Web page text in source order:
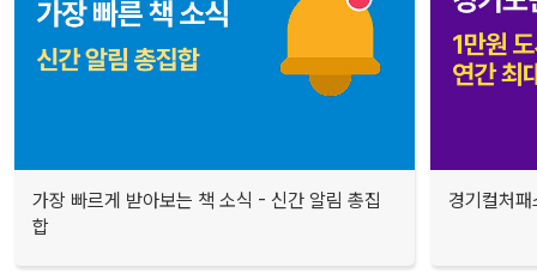
가장 빠르게 받아보는 책 소식 - 신간 알림 총집
합
경기컬처